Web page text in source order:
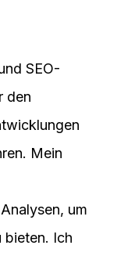
SEO-
den
Mein
um
bieten. Ich